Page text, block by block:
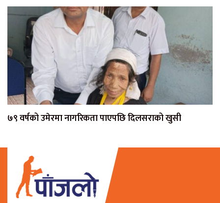
७९ वर्षको उमेरमा नागरिकता पाएपछि दिलसराको खुसी